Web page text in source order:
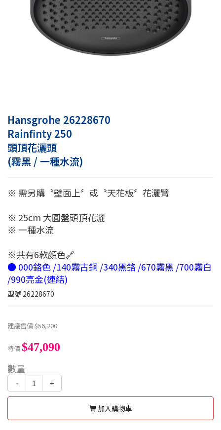
Hansgrohe 26228670
Rainfinty 250
頭頂花灑頭
(霧黑 / 一種水流)
※ 需另購〝壁面上〞或〝天花板〞花灑臂
※ 25cm 大圓盤頭頂花灑
※ 一種水流
※共有6款顏色🔗
● 000鉻色 /140霧古銅 /340黑鉻 /670霧黑 /700霧白
/990亮金(連結)
型號26228670
建議售價$56,200
特價$47,090
數量
- +
加入購物車